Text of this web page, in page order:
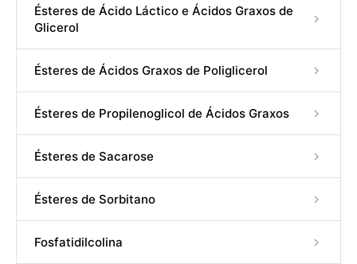
Ésteres de Ácido Láctico e Ácidos Graxos de
Glicerol
Ésteres de Ácidos Graxos de Poliglicerol
Ésteres de Propilenoglicol de Ácidos Graxos
Ésteres de Sacarose
Ésteres de Sorbitano
Fosfatidilcolina